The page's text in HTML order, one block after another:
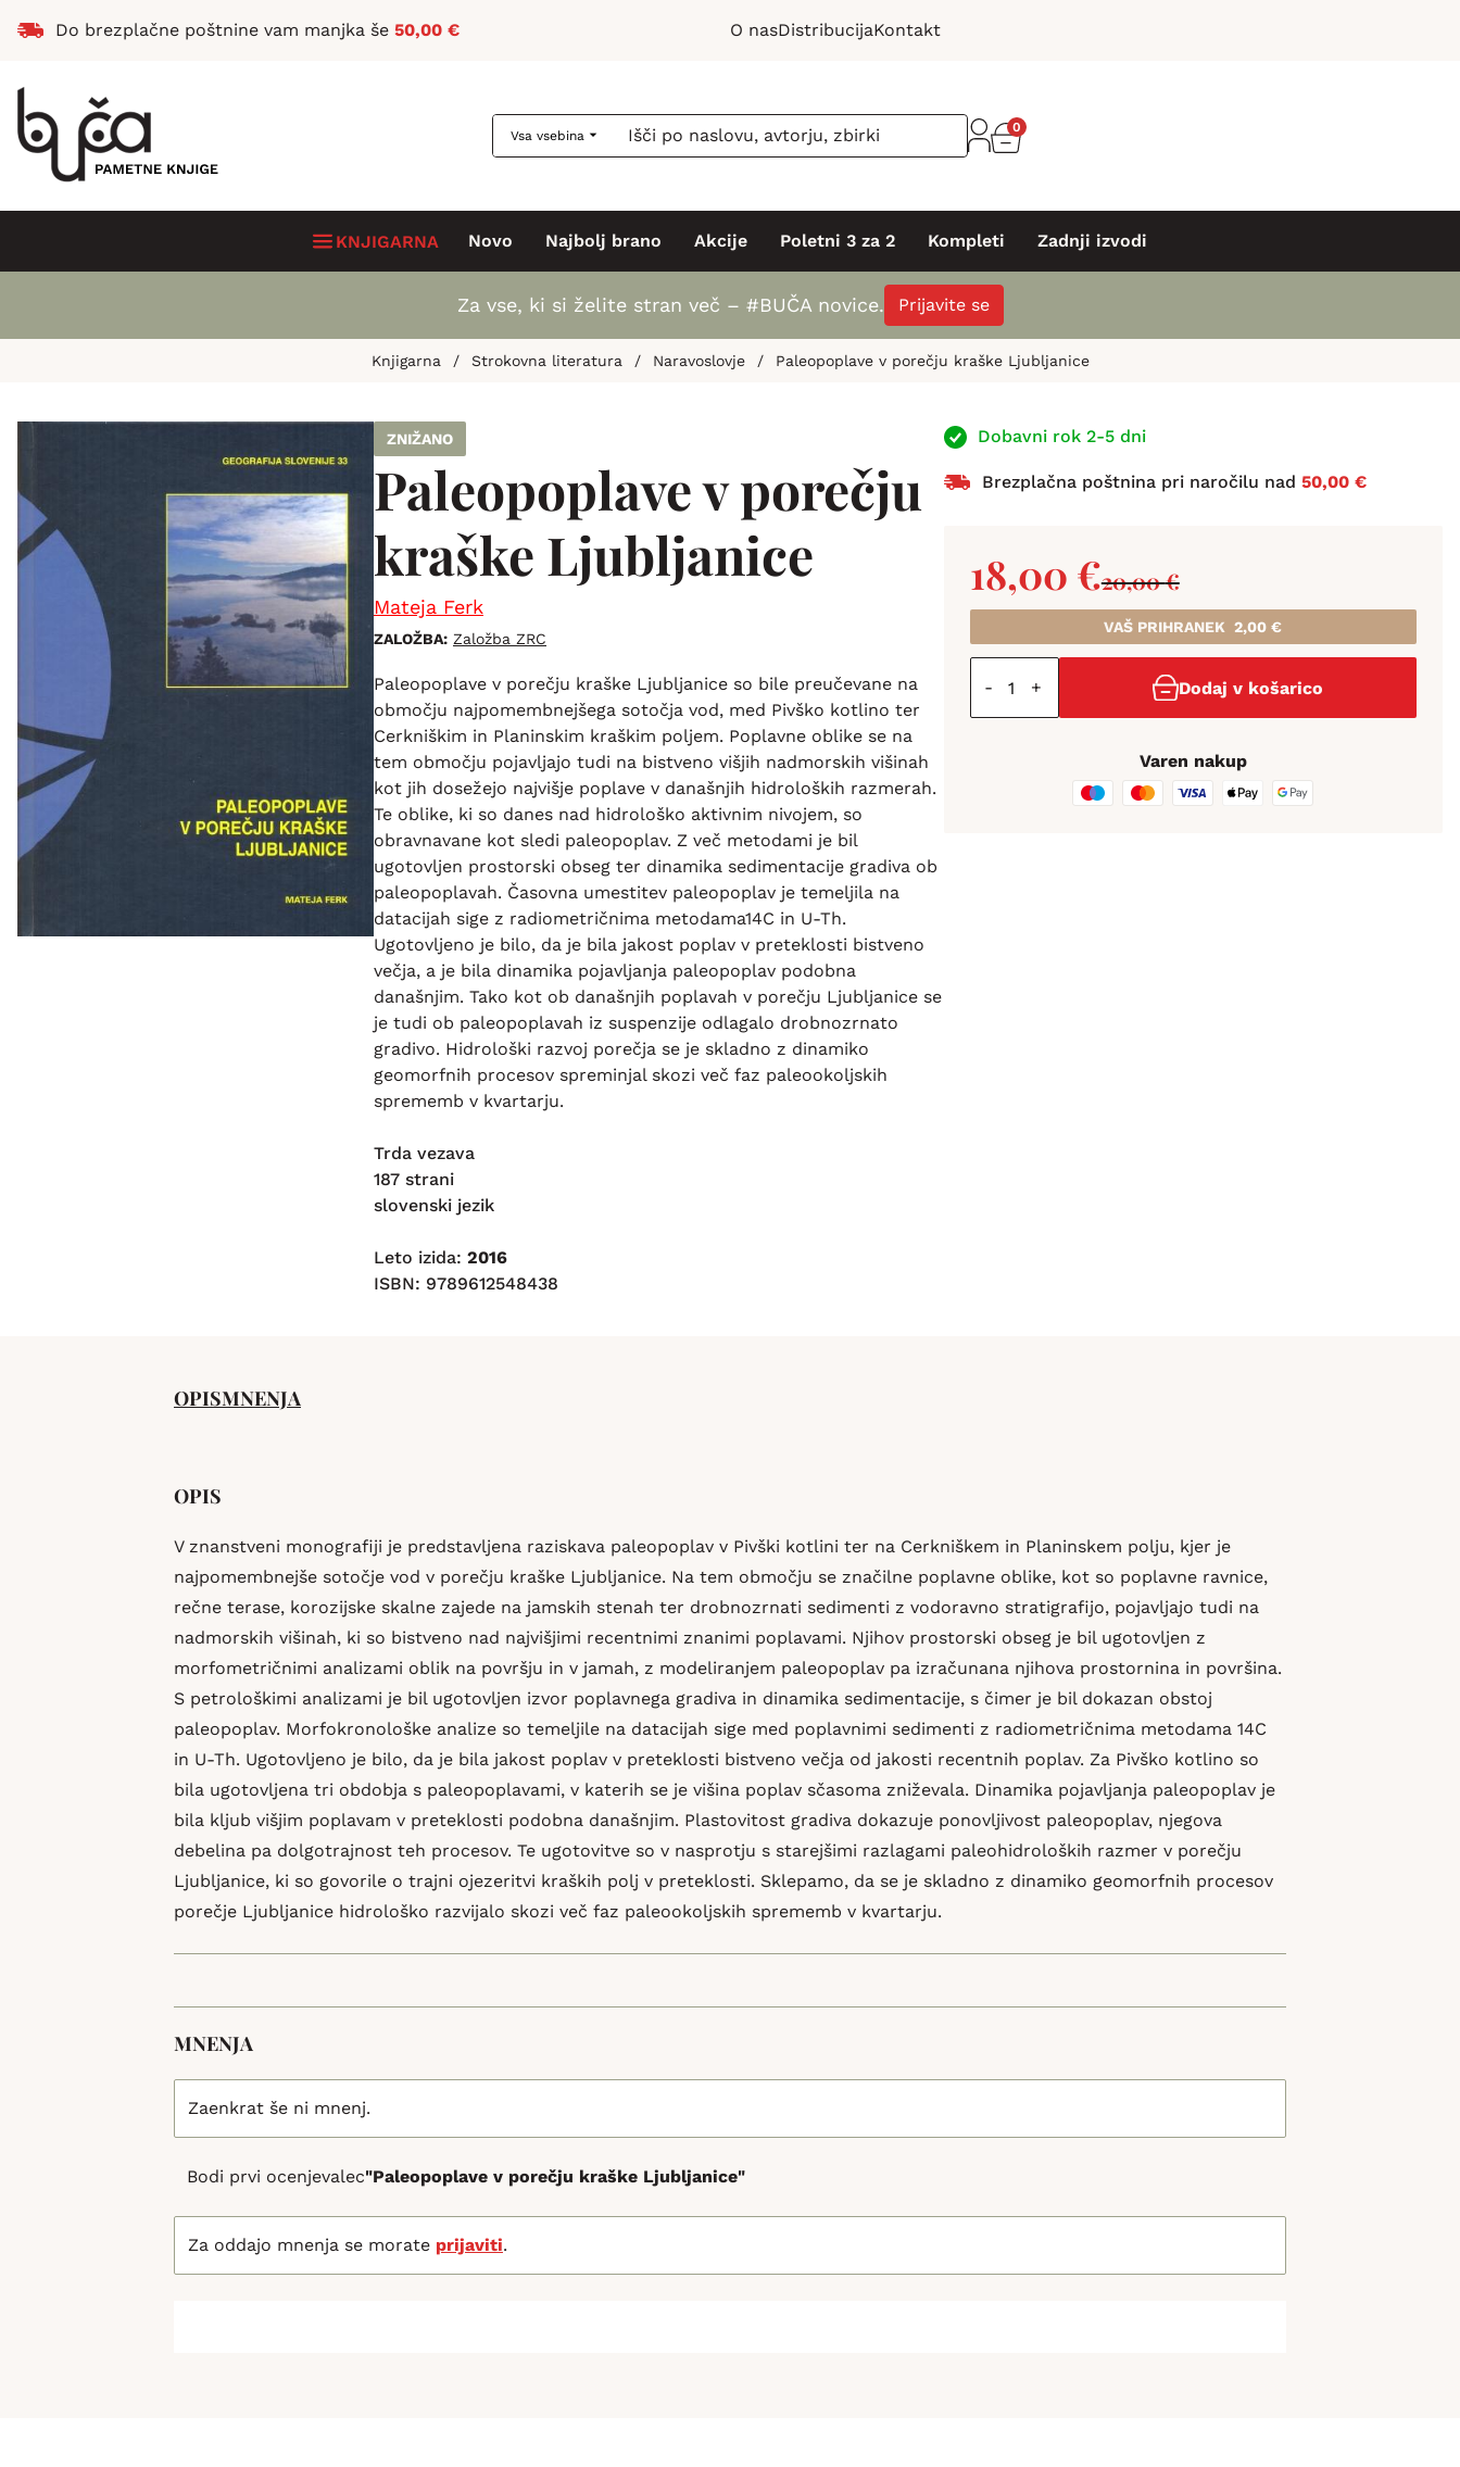
Do brezplačne poštnine vam manjka še 50,00 € O nasDistribucijaKontakt
Vsa vsebina
0
KNJIGARNA Novo Najbolj brano Akcije Poletni 3 za 2 Kompleti Zadnji izvodi
Za vse, ki si želite stran več – #BUČA novice. Prijavite se
Knjigarna / Strokovna literatura / Naravoslovje / Paleopoplave v porečju kraške Ljubljanice
ZNIŽANO
Paleopoplave v porečju
kraške Ljubljanice
Mateja Ferk
ZALOŽBA: Založba ZRC
Paleopoplave v porečju kraške Ljubljanice so bile preučevane na
območju najpomembnejšega sotočja vod, med Pivško kotlino ter
Cerkniškim in Planinskim kraškim poljem. Poplavne oblike se na
tem območju pojavljajo tudi na bistveno višjih nadmorskih višinah
kot jih dosežejo najvišje poplave v današnjih hidroloških razmerah.
Te oblike, ki so danes nad hidrološko aktivnim nivojem, so
obravnavane kot sledi paleopoplav. Z več metodami je bil
ugotovljen prostorski obseg ter dinamika sedimentacije gradiva ob
paleopoplavah. Časovna umestitev paleopoplav je temeljila na
datacijah sige z radiometričnima metodama14C in U-Th.
Ugotovljeno je bilo, da je bila jakost poplav v preteklosti bistveno
večja, a je bila dinamika pojavljanja paleopoplav podobna
današnjim. Tako kot ob današnjih poplavah v porečju Ljubljanice se
je tudi ob paleopoplavah iz suspenzije odlagalo drobnozrnato
gradivo. Hidrološki razvoj porečja se je skladno z dinamiko
geomorfnih procesov spreminjal skozi več faz paleookoljskih
sprememb v kvartarju.
Trda vezava
187 strani
slovenski jezik
Leto izida: 2016
ISBN: 9789612548438
Dobavni rok 2-5 dni
Brezplačna poštnina pri naročilu nad 50,00 €
20,00€
18,00 €
VAŠ PRIHRANEK2,00€
- + Dodaj v košarico
Varen nakup
OPISMNENJA
OPIS
V znanstveni monografiji je predstavljena raziskava paleopoplav v Pivški kotlini ter na Cerkniškem in Planinskem polju, kjer je
najpomembnejše sotočje vod v porečju kraške Ljubljanice. Na tem območju se značilne poplavne oblike, kot so poplavne ravnice,
rečne terase, korozijske skalne zajede na jamskih stenah ter drobnozrnati sedimenti z vodoravno stratigrafijo, pojavljajo tudi na
nadmorskih višinah, ki so bistveno nad najvišjimi recentnimi znanimi poplavami. Njihov prostorski obseg je bil ugotovljen z
morfometričnimi analizami oblik na površju in v jamah, z modeliranjem paleopoplav pa izračunana njihova prostornina in površina.
S petrološkimi analizami je bil ugotovljen izvor poplavnega gradiva in dinamika sedimentacije, s čimer je bil dokazan obstoj
paleopoplav. Morfokronološke analize so temeljile na datacijah sige med poplavnimi sedimenti z radiometričnima metodama 14C
in U-Th. Ugotovljeno je bilo, da je bila jakost poplav v preteklosti bistveno večja od jakosti recentnih poplav. Za Pivško kotlino so
bila ugotovljena tri obdobja s paleopoplavami, v katerih se je višina poplav sčasoma zniževala. Dinamika pojavljanja paleopoplav je
bila kljub višjim poplavam v preteklosti podobna današnjim. Plastovitost gradiva dokazuje ponovljivost paleopoplav, njegova
debelina pa dolgotrajnost teh procesov. Te ugotovitve so v nasprotju s starejšimi razlagami paleohidroloških razmer v porečju
Ljubljanice, ki so govorile o trajni ojezeritvi kraških polj v preteklosti. Sklepamo, da se je skladno z dinamiko geomorfnih procesov
porečje Ljubljanice hidrološko razvijalo skozi več faz paleookoljskih sprememb v kvartarju.
MNENJA
Zaenkrat še ni mnenj.
Bodi prvi ocenjevalec"Paleopoplave v porečju kraške Ljubljanice"
Za oddajo mnenja se morate prijaviti.